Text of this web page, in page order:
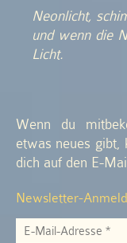
Neonlicht,
und wenn die
Licht.
Wenn du
etwas neues gibt,
dich auf den E-
Newsletter-